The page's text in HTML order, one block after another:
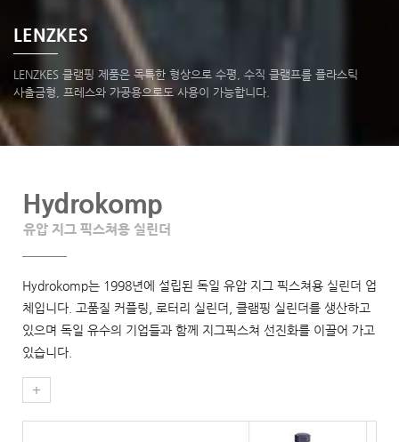
LENZKES
LENZKES 클램핑 제품은 독특한 형상으로 수평, 수직 클램프를 플라스틱
사출금형, 프레스와 가공용으로도 사용이 가능합니다.
Hydrokomp
유압 지그 픽스쳐용 실린더
Hydrokomp는 1998년에 설립된 독일 유압 지그 픽스쳐용 실린더 업
체입니다. 고품질 커플링, 로터리 실린더, 클램핑 실린더를 생산하고
있으며 독일 유수의 기업들과 함께 지그픽스쳐 선진화를 이끌어 가고
있습니다.
+